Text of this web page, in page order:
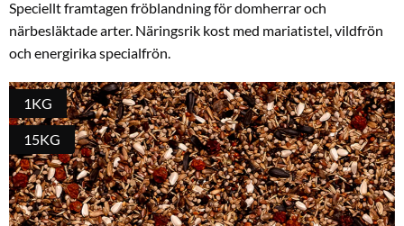
Speciellt framtagen fröblandning för domherrar och
närbesläktade arter. Näringsrik kost med mariatistel, vildfrön
och energirika specialfrön.
1KG
15KG